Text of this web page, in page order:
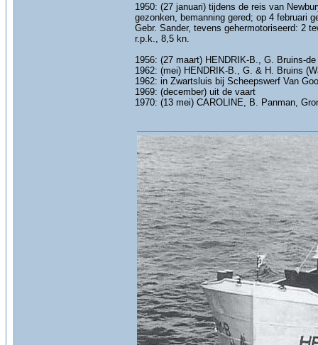
1950: (27 januari) tijdens de reis van
gezonken, bemanning gered; op 4 februari
Gebr. Sander, tevens gehermotoriseerd: 2
r.p.k., 8,5 kn.
1956: (27 maart) HENDRIK-B., G. Bruins-
1962: (mei) HENDRIK-B., G. & H. Bruins
1962: in Zwartsluis bij Scheepswerf Van
1969: (december) uit de vaart
1970: (13 mei) CAROLINE, B. Panman,